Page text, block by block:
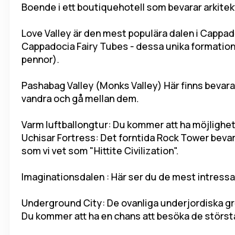
Boende i ett boutiquehotell som bevarar
Love Valley är den mest populära dalen i
Cappadocia Fairy Tubes - dessa unika
pennor).
Pashabag Valley (Monks Valley) Här finns
vandra och gå mellan dem.
Varm luftballongtur: Du kommer att ha
Uchisar Fortress: Det forntida Rock Tower
som vi vet som "Hittite Civilization".
Imaginationsdalen : Här ser du de mest
Underground City: De ovanliga underjordiska
Du kommer att ha en chans att besöka de